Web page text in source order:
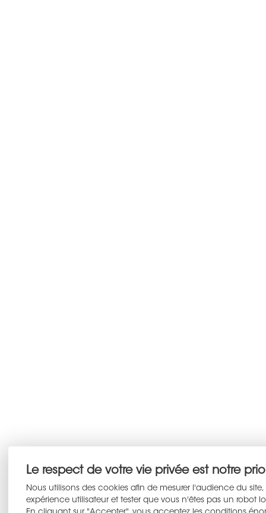
Le respect de votre vie privée est notre
Nous utilisons des cookies afin de mesurer l'audience du
expérience utilisateur et tester que vous n'êtes pas un robot